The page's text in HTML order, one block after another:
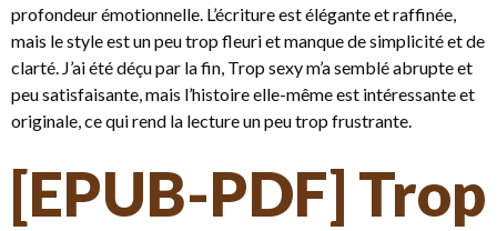
profondeur émotionnelle. L’écriture est élégante et raffinée,
mais le style est un peu trop fleuri et manque de simplicité et de
clarté. J’ai été déçu par la fin, Trop sexy m’a semblé abrupte et
peu satisfaisante, mais l’histoire elle-même est intéressante et
originale, ce qui rend la lecture un peu trop frustrante.
[EPUB-PDF] Trop